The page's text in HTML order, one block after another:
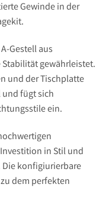
Gewinde in der
Gestell aus
gewährleistet.
und der Tischplatte
fügt sich
ein.
in Stil und
konfigiurierbare
dem perfekten